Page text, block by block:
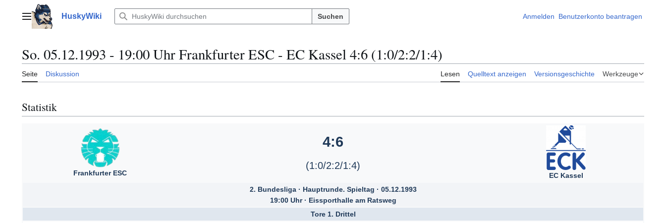
springenHauptmenüHuskyWiki Suchen Anmelden Benutzerkonto beantragen
So. 05.12.1993 - 19:00 Uhr Frankfurter ESC - EC Kassel 4:6 (1:0/2:2/1:4)
Seite Diskussion Lesen Quelltext anzeigen Versionsgeschichte Werkzeuge
Statistik
Frankfurter ESC
4:6
(1:0/2:2/1:4)
EC Kassel
2. Bundesliga · Hauptrunde. Spieltag · 05.12.1993
19:00 Uhr · Eissporthalle am Ratsweg
Tore 1. Drittel